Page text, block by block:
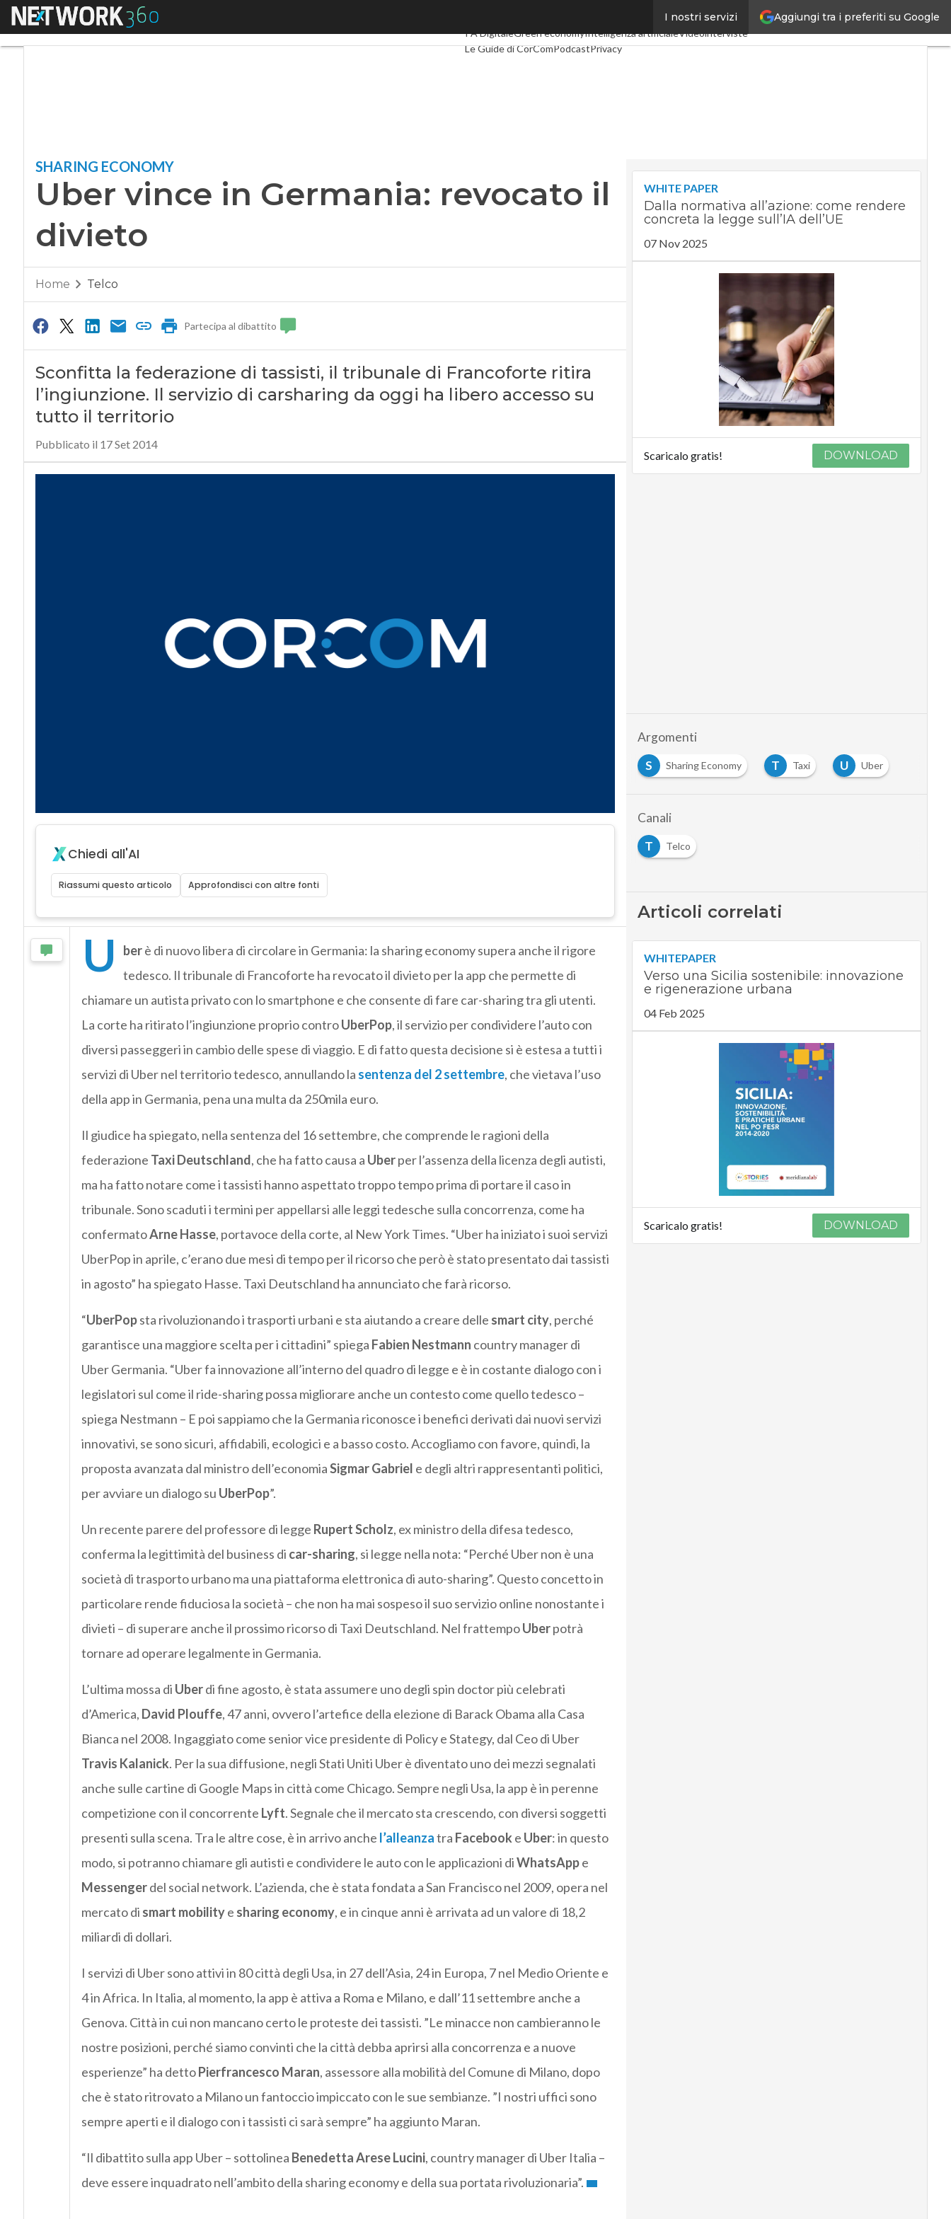
Aggiungi tra i preferiti su Google
I nostri servizi
Menu Industria 4.0SpacEconomy
PA DigitaleGreen economyIntelligenza artificialeVideointerviste
Le Guide di CorComPodcastPrivacy
SHARING ECONOMY
Uber vince in Germania: revocato il
divieto
Home Telco
Partecipa al dibattito
Sconfitta la federazione di tassisti, il tribunale di Francoforte ritira
l’ingiunzione. Il servizio di carsharing da oggi ha libero accesso su
tutto il territorio
Pubblicato il 17 Set 2014
Chiedi all'AI
Riassumi questo articolo Approfondisci con altre fonti
U berè di nuovo libera di circolare in Germania: la sharing economy supera anche il rigore
tedesco. Il tribunale di Francoforte ha revocato il divieto per la app che permette di
chiamare un autista privato con lo smartphone e che consente di fare car-sharing tra gli utenti.
La corte ha ritirato l’ingiunzione proprio controUberPop, il servizio per condividere l’auto con
diversi passeggeri in cambio delle spese di viaggio. E di fatto questa decisione si è estesa a tutti i
servizi di Uber nel territorio tedesco, annullando la sentenza del 2 settembre, che vietava l’uso
della app in Germania, pena una multa da 250mila euro.
Il giudice ha spiegato, nella sentenza del 16 settembre, che comprende le ragioni della
federazione Taxi Deutschland, che ha fatto causa a Uberper l’assenza della licenza degli autisti,
ma ha fatto notare come i tassisti hanno aspettato troppo tempo prima di portare il caso in
tribunale. Sono scaduti i termini per appellarsi alle leggi tedesche sulla concorrenza, come ha
confermatoArne Hasse, portavoce della corte, al New York Times. “Uber ha iniziato i suoi servizi
UberPop in aprile, c’erano due mesi di tempo per il ricorso che però è stato presentato dai tassisti
in agosto” ha spiegato Hasse. Taxi Deutschland ha annunciato che farà ricorso.
“UberPopsta rivoluzionando i trasporti urbani e sta aiutando a creare delle smart city, perché
garantisce una maggiore scelta per i cittadini” spiega Fabien Nestmann country manager di
Uber Germania. “Uber fa innovazione all’interno del quadro di legge e è in costante dialogo con i
legislatori sul come il ride-sharing possa migliorare anche un contesto come quello tedesco –
spiega Nestmann – E poi sappiamo che la Germania riconosce i benefici derivati dai nuovi servizi
innovativi, se sono sicuri, affidabili, ecologici e a basso costo. Accogliamo con favore, quindi, la
proposta avanzata dal ministro dell’economiaSigmar Gabriel e degli altri rappresentanti politici,
per avviare un dialogo su UberPop”.
Un recente parere del professore di legge Rupert Scholz, ex ministro della difesa tedesco,
conferma la legittimità del business di car-sharing, si legge nella nota: “Perché Uber non è una
società di trasporto urbano ma una piattaforma elettronica di auto-sharing”. Questo concetto in
particolare rende fiduciosa la società – che non ha mai sospeso il suo servizio online nonostante i
divieti – di superare anche il prossimo ricorso di Taxi Deutschland. Nel frattempoUberpotrà
tornare ad operare legalmente in Germania.
L’ultima mossa di Uberdi fine agosto, è stata assumere uno degli spin doctor più celebrati
d’America, David Plouffe, 47 anni, ovvero l’artefice della elezione di Barack Obama alla Casa
Bianca nel 2008. Ingaggiato come senior vice presidente di Policy e Stategy, dal Ceo di Uber
Travis Kalanick. Per la sua diffusione, negli Stati Uniti Uber è diventato uno dei mezzi segnalati
anche sulle cartine di Google Maps in città come Chicago. Sempre negli Usa, la app è in perenne
competizione con il concorrente Lyft. Segnale che il mercato sta crescendo, con diversi soggetti
presenti sulla scena. Tra le altre cose, è in arrivo anche l’alleanzatra Facebook e Uber: in questo
modo, si potranno chiamare gli autisti e condividere le auto con le applicazioni diWhatsAppe
Messengerdel social network. L’azienda, che è stata fondata a San Francisco nel 2009, opera nel
mercato di smart mobilitye sharing economy, e in cinque anni è arrivata ad un valore di 18,2
miliardi di dollari.
I servizi di Uber sono attivi in 80 città degli Usa, in 27 dell’Asia, 24 in Europa, 7 nel Medio Oriente e
4 in Africa. In Italia, al momento, la app è attiva a Roma e Milano, e dall’11 settembre anche a
Genova. Città in cui non mancano certo le proteste dei tassisti. ”Le minacce non cambieranno le
nostre posizioni, perché siamo convinti che la città debba aprirsi alla concorrenza e a nuove
esperienze” ha dettoPierfrancesco Maran, assessore alla mobilità del Comune di Milano, dopo
che è stato ritrovato a Milano un fantoccio impiccato con le sue sembianze. ”I nostri uffici sono
sempre aperti e il dialogo con i tassisti ci sarà sempre” ha aggiunto Maran.
“Il dibattito sulla app Uber – sottolinea Benedetta Arese Lucini, country manager di Uber Italia –
deve essere inquadrato nell’ambito della sharing economy e della sua portata rivoluzionaria”.
WHITE PAPER
Dalla normativa all’azione: come rendere
concreta la legge sull’IA dell’UE
07 Nov 2025
Scaricalo gratis! DOWNLOAD
Argomenti
S
Sharing Economy T Taxi U Uber
Canali
T
Telco
Articoli correlati
WHITEPAPER
Verso una Sicilia sostenibile: innovazione
e rigenerazione urbana
04 Feb 2025
Scaricalo gratis! DOWNLOAD